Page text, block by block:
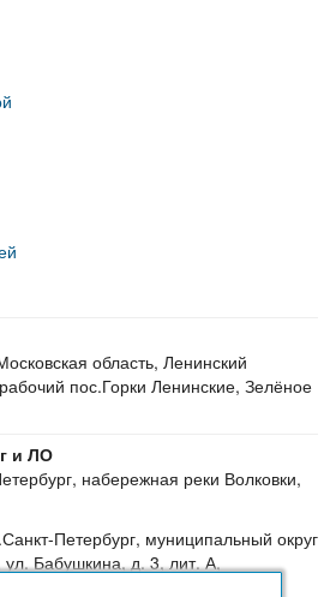
область, Ленинский
пос.Горки Ленинские, Зелёное
и ЛО
набережная реки Волковки,
Петербург, муниципальный округ
ул. Бабушкина, д. 3, лит. А,